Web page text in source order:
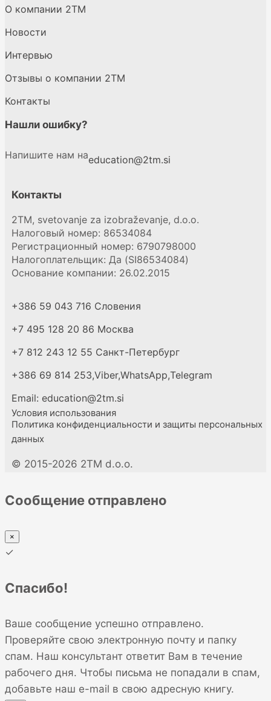
О компании 2ТМ
Новости
Интервью
Отзывы о компании 2TM
Контакты
Нашли ошибку?
Напишите нам наeducation@2tm.si
Контакты
2TM, svetovanje za izobraževanje, d.o.o.
Налоговый номер: 86534084
Регистрационный номер: 6790798000
Налогоплательщик: Да (SI86534084)
Основание компании: 26.02.2015
+386 59 043 716 Словения
+7 495 128 20 86 Москва
+7 812 243 12 55 Санкт-Петербург
+386 69 814 253,Viber,WhatsApp,Telegram
Email: education@2tm.si
Условия использования
Политика конфиденциальности и защиты персональных
данных
© 2015-2026 2TM d.o.o.
Сообщение отправлено
×
✓
Спасибо!
Ваше сообщение успешно отправлено.
Проверяйте свою электронную почту и папку
спам. Наш консультант ответит Вам в течение
рабочего дня. Чтобы письма не попадали в спам,
добавьте наш e-mail в свою адресную книгу.